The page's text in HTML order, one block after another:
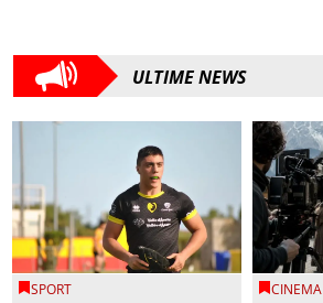
ULTIME NEWS
SPORT CINEMA